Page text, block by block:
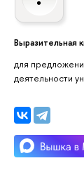
Выразительная
для
деятельности